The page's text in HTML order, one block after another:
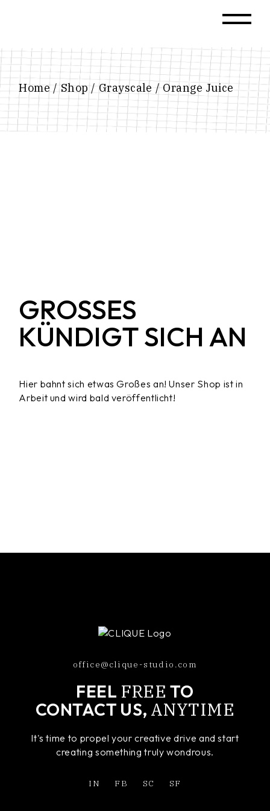
Home Shop Grayscale Orange Juice
GROSSES K
ÜNDIGT SICH AN
Hier bahnt sich etwas Großes an! Unser Shop ist in
Arbeit und wird bald veröffentlicht!
office@clique-studio.com
FEEL FREE TO
CONTACT US, ANYTIME
It's time to propel your creative drive and start
creating something truly wondrous.
IN FB SC SF